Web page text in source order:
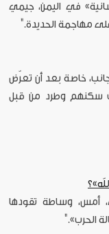
في اليمن، جيمي
مهاجمة الحديدة."
خاصة بعد أن تعرّض
سكنهم وطرد من قبل
أمس، وساطة تقودها
الحرب»."